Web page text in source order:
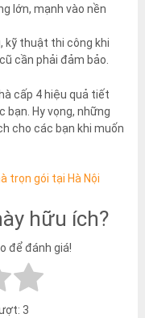
lớn, mạnh vào nền
kỹ thuật thi công khi
cần phải đảm bảo.
cấp 4 hiệu quả tiết
bạn. Hy vọng, những
cho các bạn khi muốn
trọn gói tại Hà Nội
hữu ích?
để đánh giá!
3